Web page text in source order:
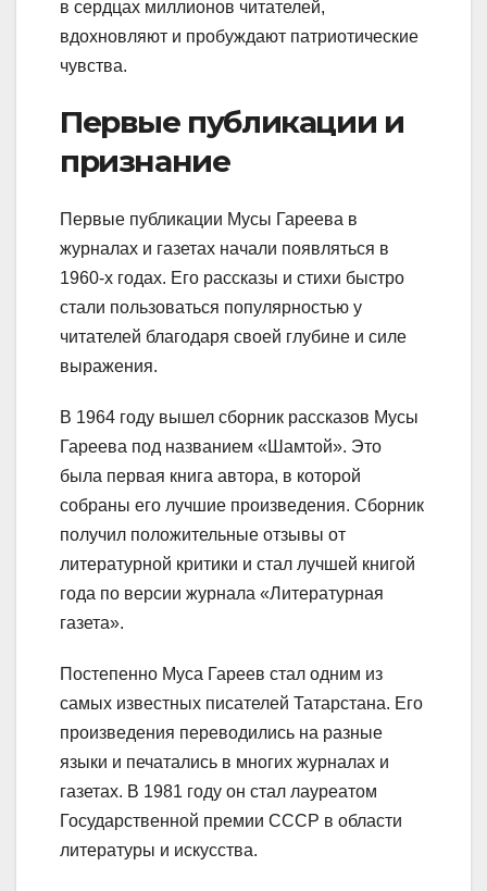
в сердцах миллионов читателей,
вдохновляют и пробуждают патриотические
чувства.
Первые публикации и
признание
Первые публикации Мусы Гареева в
журналах и газетах начали появляться в
1960-х годах. Его рассказы и стихи быстро
стали пользоваться популярностью у
читателей благодаря своей глубине и силе
выражения.
В 1964 году вышел сборник рассказов Мусы
Гареева под названием «Шамтой». Это
была первая книга автора, в которой
собраны его лучшие произведения. Сборник
получил положительные отзывы от
литературной критики и стал лучшей книгой
года по версии журнала «Литературная
газета».
Постепенно Муса Гареев стал одним из
самых известных писателей Татарстана. Его
произведения переводились на разные
языки и печатались в многих журналах и
газетах. В 1981 году он стал лауреатом
Государственной премии СССР в области
литературы и искусства.